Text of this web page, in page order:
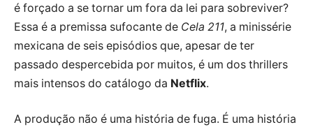
é forçado a se tornar um fora da lei para sobreviver?
Essa é a premissa sufocante de Cela 211, a minissérie
mexicana de seis episódios que, apesar de ter
passado despercebida por muitos, é um dos thrillers
mais intensos do catálogo da Netflix.
A produção não é uma história de fuga. É uma história